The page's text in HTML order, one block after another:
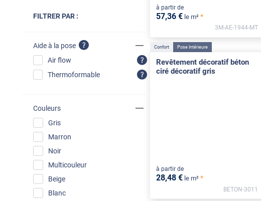
FILTRER PAR :
Aide à la pose
Air flow
Thermoformable
Couleurs
Gris
Marron
Noir
Multicouleur
Beige
Blanc
à partir de
57,36 € le m² *
3M-AE-1944-MT
Confort Pose Intérieure
Revêtement décoratif béton
ciré décoratif gris
à partir de
28,48 € le m² *
BETON-3011